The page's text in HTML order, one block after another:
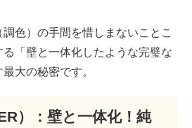
色）の手間を惜しまないことこ
「壁と一体化したような完璧な
大の秘密です。
）：壁と一体化！純